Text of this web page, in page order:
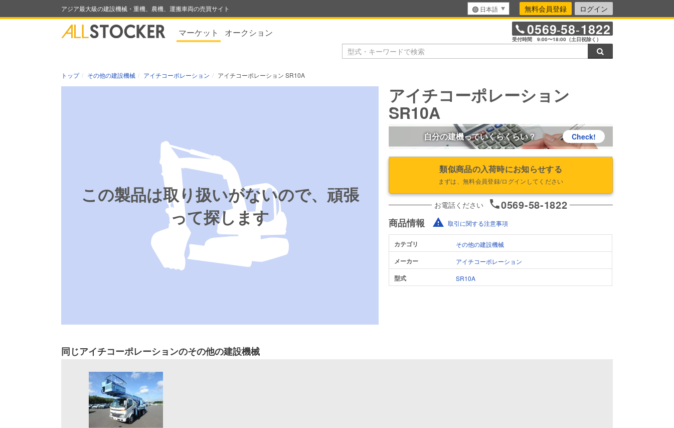
アジア最大級の建設機械・重機、農機、運搬車両の売買サイト 日本語 無料会員登録 ログイン
マーケット オークション 0569-58-1822
受付時間 9:00〜18:00（土日祝除く）
トップ その他の建設機械 アイチコーポレーション アイチコーポレーション SR10A
アイチコーポレーション
SR10A
この製品は取り扱いがないので、頑張
って探します
自分の建機っていくらくらい？ Check!
類似商品の入荷時にお知らせする
まずは、無料会員登録/ログインしてください
お電話ください 0569-58-1822
商品情報 取引に関する注意事項
カテゴリ その他の建設機械
メーカー アイチコーポレーション
型式 SR10A
同じアイチコーポレーションのその他の建設機械